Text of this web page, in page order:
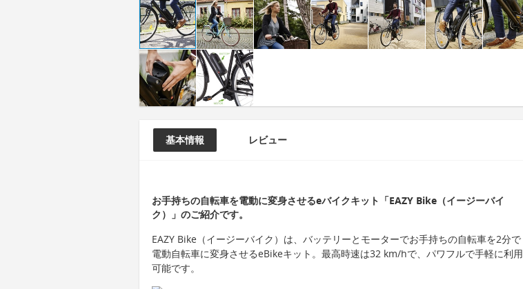
基本情報 レビュー
お手持ちの自転車を電動に変身させるeバイクキット「EAZY Bike（イージーバイ
ク）」のご紹介です。
EAZY Bike（イージーバイク）は、バッテリーとモーターでお手持ちの自転車を2分で
電動自転車に変身させるeBikeキット。最高時速は32 km/hで、パワフルで手軽に利用
可能です。